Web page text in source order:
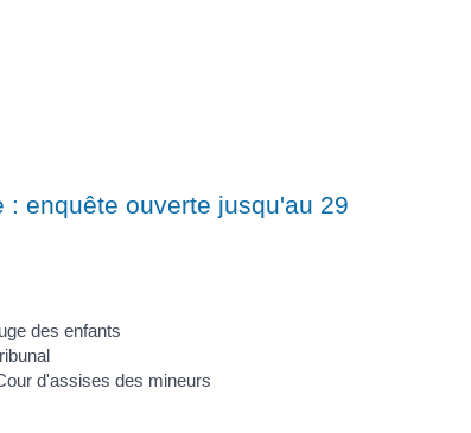
enquête ouverte jusqu'au 29
des enfants
d'assises des mineurs